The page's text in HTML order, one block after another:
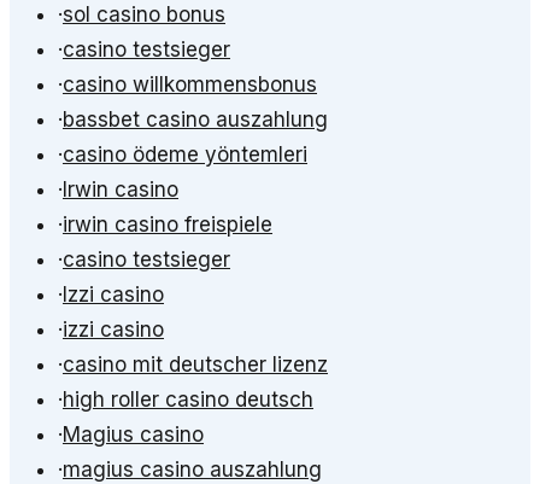
·sol casino bonus
·casino testsieger
·casino willkommensbonus
·bassbet casino auszahlung
·casino ödeme yöntemleri
· Irwin casino
·irwin casino freispiele
·casino testsieger
· Izzi casino
·izzi casino
·casino mit deutscher lizenz
·high roller casino deutsch
·Magius casino
·magius casino auszahlung